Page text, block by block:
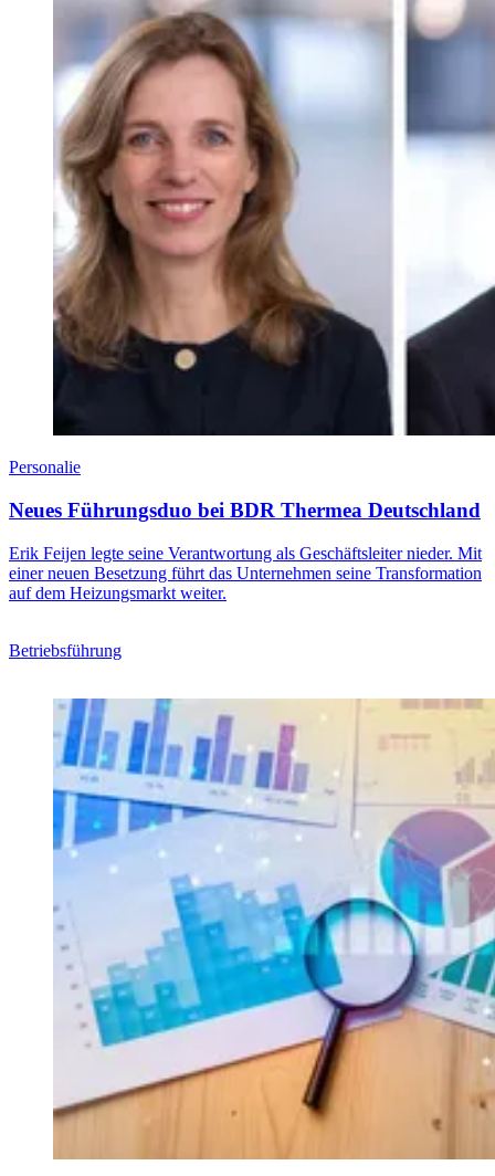
Personalie
Neues Führungsduo bei BDR Thermea Deutschland
Erik Feijen legte seine Verantwortung als Geschäftsleiter nieder. Mit
einer neuen Besetzung führt das Unternehmen seine Transformation
auf dem Heizungsmarkt weiter.
Betriebsführung